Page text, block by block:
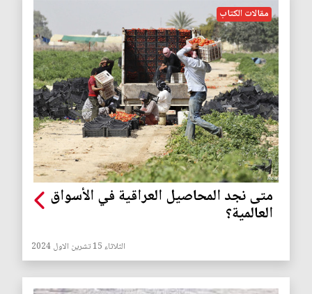
مقالات الكتاب
متى نجد المحاصيل العراقية في الأسواق
العالمية؟
الثلاثاء 15 تشرين الاول 2024